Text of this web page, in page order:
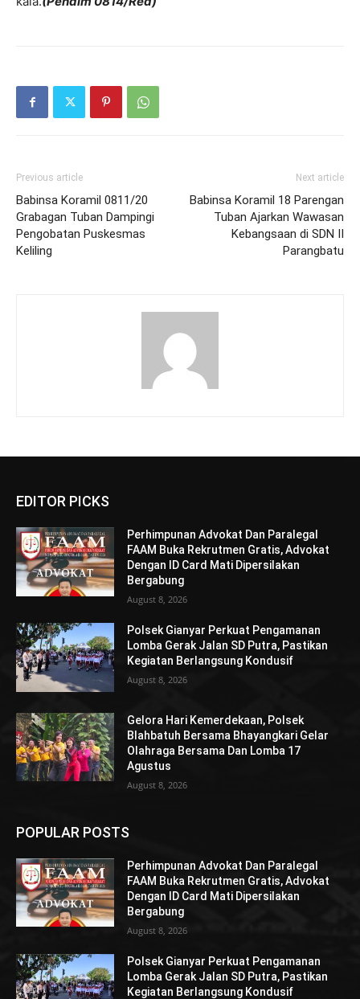
Previous article
Babinsa Koramil 0811/20
Grabagan Tuban Dampingi
Pengobatan Puskesmas
Keliling
Next article
Babinsa Koramil 18 Parengan
Tuban Ajarkan Wawasan
Kebangsaan di SDN II
Parangbatu
EDITOR PICKS
Perhimpunan Advokat Dan Paralegal
FAAM Buka Rekrutmen Gratis, Advokat
Dengan ID Card Mati Dipersilakan
Bergabung
August 8, 2026
Polsek Gianyar Perkuat Pengamanan
Lomba Gerak Jalan SD Putra, Pastikan
Kegiatan Berlangsung Kondusif
August 8, 2026
Gelora Hari Kemerdekaan, Polsek
Blahbatuh Bersama Bhayangkari Gelar
Olahraga Bersama Dan Lomba 17
Agustus
August 8, 2026
POPULAR POSTS
Perhimpunan Advokat Dan Paralegal
FAAM Buka Rekrutmen Gratis, Advokat
Dengan ID Card Mati Dipersilakan
Bergabung
August 8, 2026
Polsek Gianyar Perkuat Pengamanan
Lomba Gerak Jalan SD Putra, Pastikan
Kegiatan Berlangsung Kondusif